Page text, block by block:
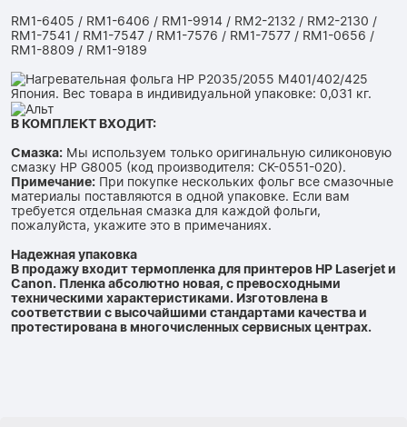
RM1-6405 / RM1-6406 / RM1-9914 / RM2-2132 / RM2-2130 /
RM1-7541 / RM1-7547 / RM1-7576 / RM1-7577 / RM1-0656 /
RM1-8809 / RM1-9189
В КОМПЛЕКТ ВХОДИТ:
Смазка: Мы используем только оригинальную силиконовую
смазку HP G8005 (код производителя: CK-0551-020).
Примечание: При покупке нескольких фольг все смазочные
материалы поставляются в одной упаковке. Если вам
требуется отдельная смазка для каждой фольги,
пожалуйста, укажите это в примечаниях.
Надежная упаковка
В продажу входит термопленка для принтеров HP Laserjet и
Canon. Пленка абсолютно новая, с превосходными
техническими характеристиками. Изготовлена ​​в
соответствии с высочайшими стандартами качества и
протестирована в многочисленных сервисных центрах.